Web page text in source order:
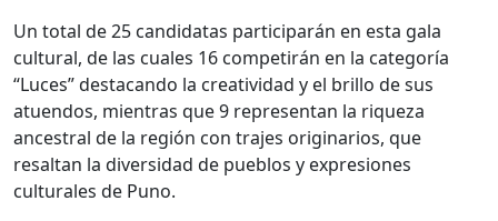
Un total de 25 candidatas participarán en esta gala
cultural, de las cuales 16 competirán en la categoría
“Luces” destacando la creatividad y el brillo de sus
atuendos, mientras que 9 representan la riqueza
ancestral de la región con trajes originarios, que
resaltan la diversidad de pueblos y expresiones
culturales de Puno.